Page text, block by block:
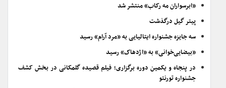
«ابرسواران مه رکاب» منتشر شد
پیتر گیل درگذشت
سه جایزه جشنواره ایتالیایی به «مرد آرام» رسید
«بیضایی‌خوانی» به «اژدهاک» رسید
در پنجاه و یکمین دوره برگزاری؛ فیلم قصیده گلمکانی در بخش کشف
جشنواره تورنتو